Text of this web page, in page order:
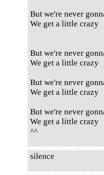
But we're never
We get a little crazy
But we're never
We get a little crazy
But we're never
We get a little crazy
But we're never
We get a little crazy
^^
silence